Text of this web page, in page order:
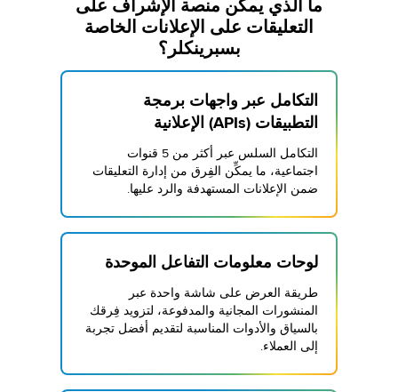
ما الذي يمكِّن منصة الإشراف على
التعليقات على الإعلانات الخاصة
بسبرينكلر؟
التكامل عبر واجهات برمجة
التطبيقات (APIs) الإعلانية
التكامل السلس عبر أكثر من 5 قنوات
اجتماعية، ما يمكِّن الفِرق من إدارة التعليقات
ضمن الإعلانات المستهدفة والرد عليها.
لوحات معلومات التفاعل الموحدة
طريقة العرض على شاشة واحدة عبر
المنشورات المجانية والمدفوعة، لتزويد فِرقك
بالسياق والأدوات المناسبة لتقديم أفضل تجربة
إلى العملاء.